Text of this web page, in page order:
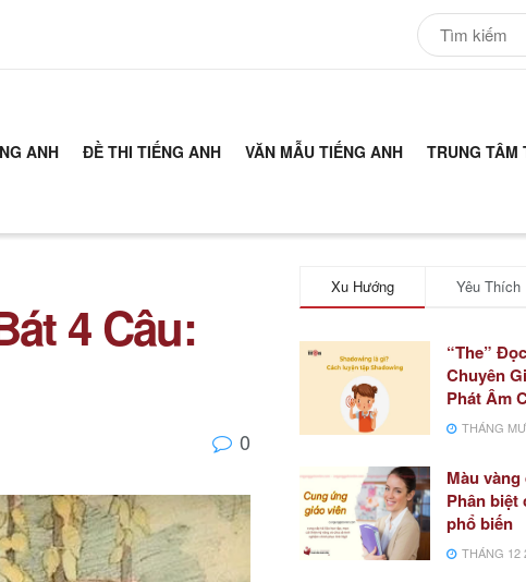
ANH ĐỀ THI TIẾNG ANH VĂN MẪU TIẾNG ANH TRUNG TÂM
4 Câu:
0
Xu Hướng Yêu Thích
“The”
Chuyên
Phát Âm
THÁNG
Màu
Phân biệt
phổ biến
THÁNG 12